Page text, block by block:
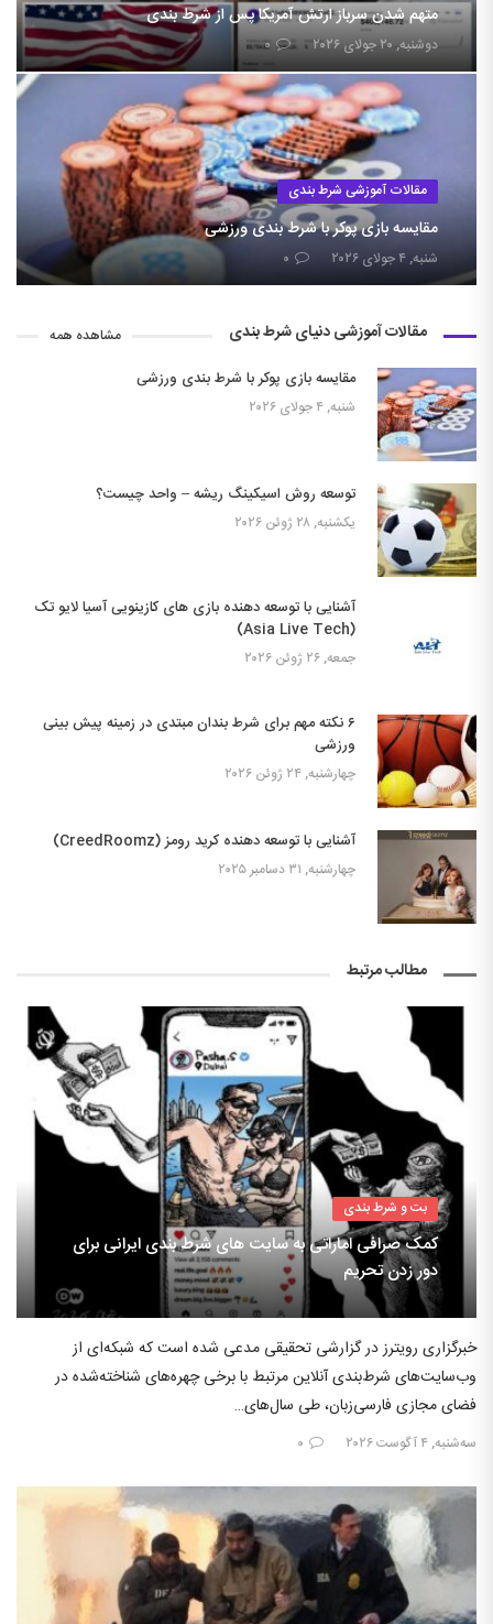
متهم شدن سرباز ارتش آمریکا پس از شرط بندی
دوشنبه, ۲۰ جولای ۲۰۲۶ ۰
مقالات آموزشی شرط بندی
مقایسه بازی پوکر با شرط بندی ورزشی
شنبه, ۴ جولای ۲۰۲۶ ۰
مقالات آموزشی دنیای شرط بندی مشاهده همه
مقایسه بازی پوکر با شرط بندی ورزشی
شنبه, ۴ جولای ۲۰۲۶
توسعه روش اسیکینگ ریشه – واحد چیست؟
یکشنبه, ۲۸ ژوئن ۲۰۲۶
آشنایی با توسعه دهنده بازی های کازینویی آسیا لایو تک
(Asia Live Tech)
جمعه, ۲۶ ژوئن ۲۰۲۶
۶ نکته مهم برای شرط بندان مبتدی در زمینه پیش بینی
ورزشی
چهارشنبه, ۲۴ ژوئن ۲۰۲۶
آشنایی با توسعه دهنده کرید رومز (CreedRoomz)
چهارشنبه, ۳۱ دسامبر ۲۰۲۵
مطالب مرتبط
بت و شرط بندی
کمک صرافی اماراتی به سایت های شرط بندی ایرانی برای
دور زدن تحریم
خبرگزاری رویترز در گزارشی تحقیقی مدعی شده است که شبکه‌ای از
وب‌سایت‌های شرط‌بندی آنلاین مرتبط با برخی چهره‌های شناخته‌شده در
فضای مجازی فارسی‌زبان، طی سال‌های…
سه‌شنبه, ۴ آگوست ۲۰۲۶ ۰